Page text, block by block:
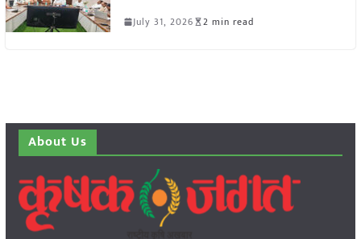
July 31, 2026 2 min read
About Us